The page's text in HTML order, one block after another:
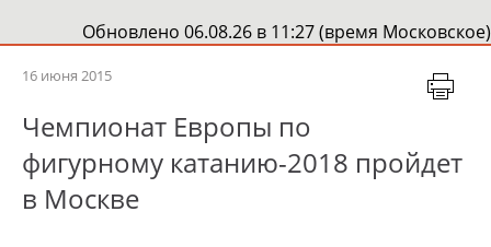
Обновлено 06.08.26 в 11:27 (время Московское)
16 июня 2015
Чемпионат Европы по
фигурному катанию-2018 пройдет
в Москве